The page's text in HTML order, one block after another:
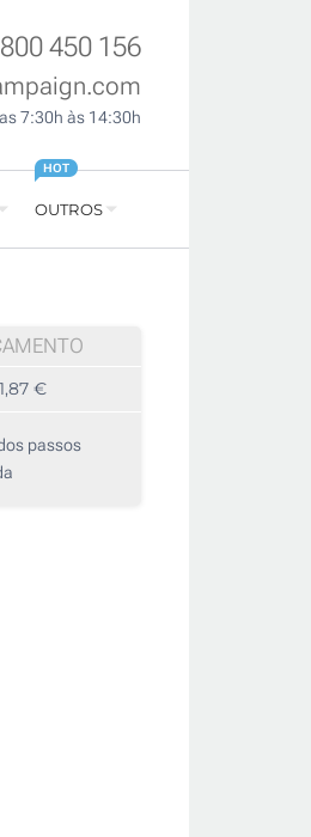
450 156
7:30h às 14:30h
OUTROS
HOT
1,87 €
passos